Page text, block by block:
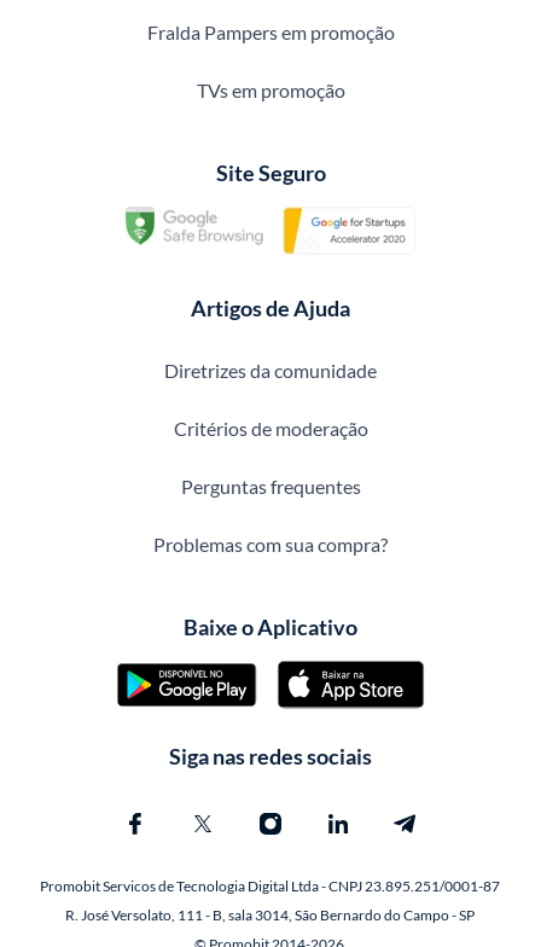
Fralda Pampers em promoção
TVs em promoção
Site Seguro
Artigos de Ajuda
Diretrizes da comunidade
Critérios de moderação
Perguntas frequentes
Problemas com sua compra?
Baixe o Aplicativo
Siga nas redes sociais
Promobit Servicos de Tecnologia Digital Ltda - CNPJ 23.895.251/0001-87
R. José Versolato, 111 - B, sala 3014, São Bernardo do Campo - SP